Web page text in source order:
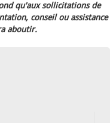
qu'aux sollicitations de
conseil ou assistance
aboutir.